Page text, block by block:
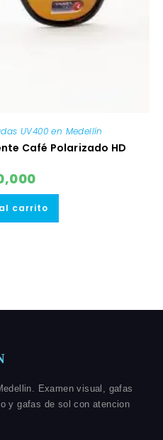
UV400 en Medellín
Café Polarizado HD
carrito
Examen visual, gafas
y gafas de sol con atencion